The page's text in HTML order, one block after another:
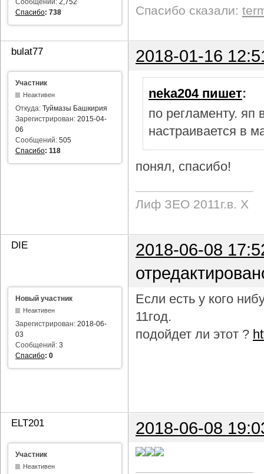
Спасибо: 738 Спасибо сказали:
bulat77 2018-01-16
Участник
Неактивен
Откуда: Туймазы Башкирия
Зарегистрирован: 2015-04-
06
Сообщений: 505
Спасибо: 118
neka204 пишет:
по регламенту.
настраивается в
понял, спасибо!
Лиф ЗЕО 2011г.в. Х
DIE
2018-06-08
Новый участник
Неактивен
Зарегистрирован: 2018-06-
03
Сообщений: 3
Спасибо: 0
Если есть у кого
11год.
подойдет ли этот ?
ELT201 2018-06-08
Участник
Неактивен